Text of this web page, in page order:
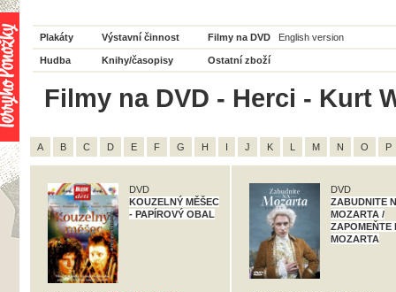
Plakáty Výstavní činnost Filmy na DVD English version
Hudba Knihy/časopisy Ostatní zboží
Filmy na DVD - Herci - Kurt
A B C D E F G H I J K L M N O P
DVD
KOUZELNÝ MĚŠEC
- PAPÍROVÝ OBAL
DVD
ZABUDNITE
MOZARTA /
ZAPOMEŇTE
MOZARTA